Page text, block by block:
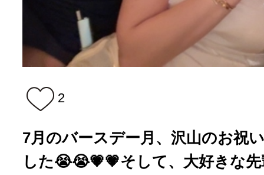
2
7月のバースデー月、沢山のお祝
した😭😭💗💗そして、大好きな